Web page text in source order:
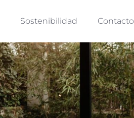
Sostenibilidad Contacto